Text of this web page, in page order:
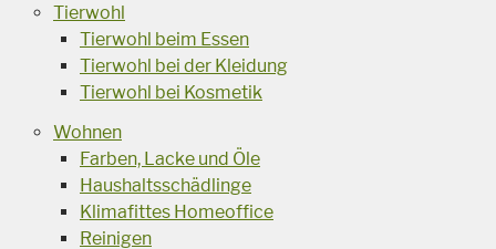
Tierwohl
Tierwohl beim Essen
Tierwohl bei der Kleidung
Tierwohl bei Kosmetik
Wohnen
Farben, Lacke und Öle
Haushaltsschädlinge
Klimafittes Homeoffice
Reinigen